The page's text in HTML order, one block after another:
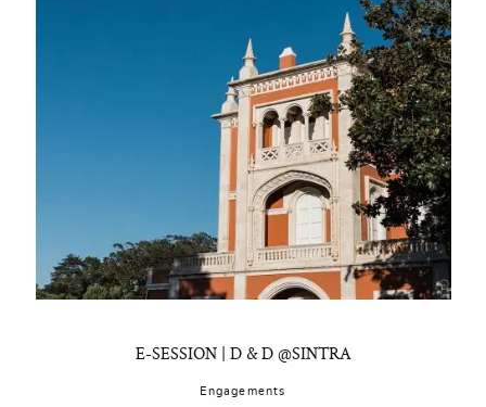
E-SESSION | D & D @SINTRA
Engagements